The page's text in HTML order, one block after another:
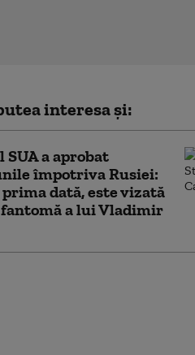
interesa și:
SUA a aprobat
împotriva Rusiei:
dată, este vizată
a lui Vladimir